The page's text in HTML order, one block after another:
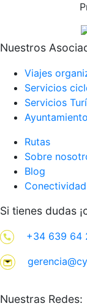
Nuestros
Viajes
Servicios
Servicios
Rutas
Sobre
Blog
Conectividad
Si tienes dudas
+34 639 64
Nuestras Redes: